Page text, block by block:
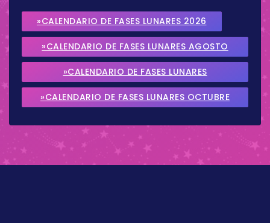
»CALENDARIO DE FASES LUNARES 2026
»CALENDARIO DE FASES LUNARES AGOSTO
2026
»CALENDARIO DE FASES LUNARES
SEPTIEMBRE 2026
»CALENDARIO DE FASES LUNARES OCTUBRE